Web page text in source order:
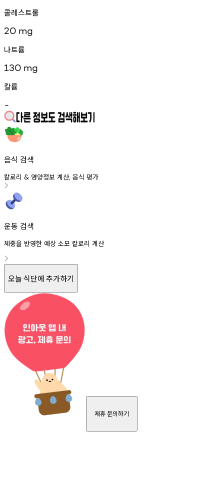
콜레스트롤
20 mg
나트륨
130 mg
칼륨
-
음식 검색
칼로리 & 영양정보 계산, 음식 평가
운동 검색
체중을 반영한 예상 소모 칼로리 계산
오늘 식단에 추가하기
제휴 문의하기